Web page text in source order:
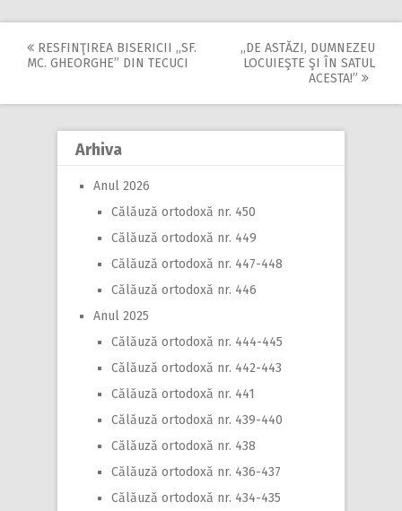
Post
navigation
RESFINŢIREA BISERICII ,,SF.
MC. GHEORGHE” DIN TECUCI
,,DE ASTĂZI, DUMNEZEU
LOCUIEŞTE ŞI ÎN SATUL
ACESTA!”
Arhiva
Anul 2026
Călăuză ortodoxă nr. 450
Călăuză ortodoxă nr. 449
Călăuză ortodoxă nr. 447-448
Călăuză ortodoxă nr. 446
Anul 2025
Călăuză ortodoxă nr. 444-445
Călăuză ortodoxă nr. 442-443
Călăuză ortodoxă nr. 441
Călăuză ortodoxă nr. 439-440
Călăuză ortodoxă nr. 438
Călăuză ortodoxă nr. 436-437
Călăuză ortodoxă nr. 434-435